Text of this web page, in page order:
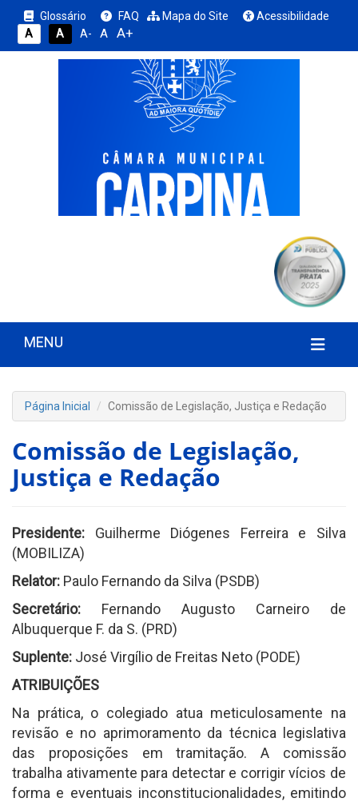
Glossário FAQ Mapa do Site
Acessibilidade
A
A A- A A+
MENU
Página Inicial Comissão de Legislação, Justiça e Redação
Comissão de Legislação,
Justiça e Redação
Presidente: Guilherme Diógenes Ferreira e Silva
(MOBILIZA)
Relator: Paulo Fernando da Silva (PSDB)
Secretário: Fernando Augusto Carneiro de
Albuquerque F. da S. (PRD)
Suplente: José Virgílio de Freitas Neto (PODE)
ATRIBUIÇÕES
Na prática, o colegiado atua meticulosamente na
revisão e no aprimoramento da técnica legislativa
das proposições em tramitação. A comissão
trabalha ativamente para detectar e corrigir vícios de
forma e eventuais inconstitucionalidades, emitindo